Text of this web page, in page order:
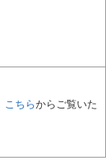
こちらからご覧いた